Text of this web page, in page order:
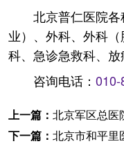
北京普仁医院
业）、外科、外科
科、急诊急救科、放
咨询电话：
上一篇： 北京军区总医
下一篇： 北京市和平里